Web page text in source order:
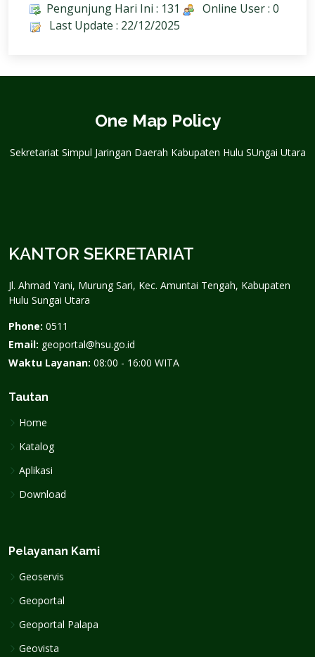
Pengunjung Hari Ini : 131
Online User : 0
Last Update : 22/12/2025
One Map Policy
Sekretariat Simpul Jaringan Daerah Kabupaten Hulu SUngai Utara
KANTOR SEKRETARIAT
Jl. Ahmad Yani, Murung Sari, Kec. Amuntai Tengah, Kabupaten
Hulu Sungai Utara
Phone: 0511
Email: geoportal@hsu.go.id
Waktu Layanan: 08:00 - 16:00 WITA
Tautan
Home
Katalog
Aplikasi
Download
Pelayanan Kami
Geoservis
Geoportal
Geoportal Palapa
Geovista